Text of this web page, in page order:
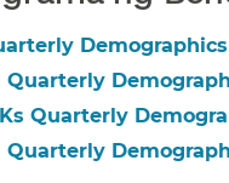
Quarterly
Quarterly
Quarterly